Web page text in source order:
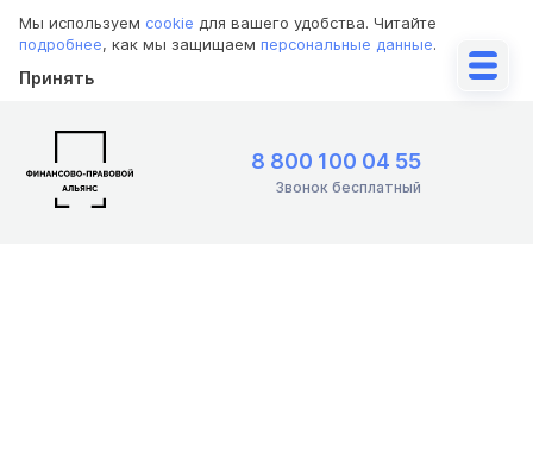
Мы используем cookie для вашего удобства. Читайте
подробнее, как мы защищаем персональные данные.
Принять
8 800 100 04 55
Звонок бесплатный